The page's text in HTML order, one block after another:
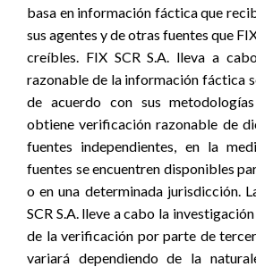
basa en información fáctica que
sus agentes y de otras fuentes que
creíbles. FIX SCR S.A. lleva a
razonable de la información fáctica
de acuerdo con sus
obtiene verificación razonable de
fuentes independientes, en la
fuentes se encuentren disponibles
o en una determinada jurisdicción.
SCR S.A. lleve a cabo la
de la verificación por parte de
variará dependiendo de la